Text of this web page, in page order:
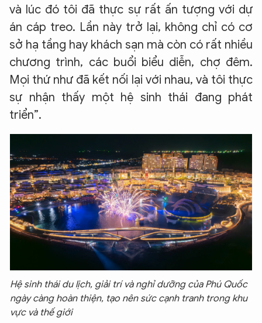
và lúc đó tôi đã thực sự rất ấn tượng với dự
án cáp treo. Lần này trở lại, không chỉ có cơ
sở hạ tầng hay khách sạn mà còn có rất nhiều
chương trình, các buổi biểu diễn, chợ đêm.
Mọi thứ như đã kết nối lại với nhau, và tôi thực
sự nhận thấy một hệ sinh thái đang phát
triển”.
Hệ sinh thái du lịch, giải trí và nghỉ dưỡng của Phú Quốc
ngày càng hoàn thiện, tạo nên sức cạnh tranh trong khu
vực và thế giới